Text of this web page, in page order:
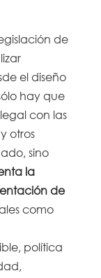
de
el diseño
hay que
con las
otros
sino
la
de
como
política